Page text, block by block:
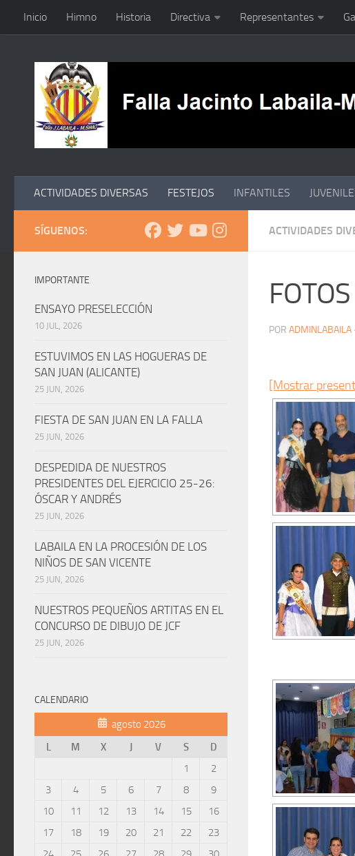
Saltar al contenido
Inicio Himno Historia Directiva Representantes
ACTIVIDADES DIVERSAS FESTEJOS INFANTILES
ACTIVIDADES
POR ADMINLABAILA
[Mostrar
SÍGUENOS:
IMPORTANTE
ENSAYO PRESELECCIÓN
10 JUL, 2026
ESTUVIMOS EN LAS HOGUERAS DE
SAN JUAN (ALICANTE)
25 JUN, 2026
FIESTA DE SAN JUAN EN LA FALLA
25 JUN, 2026
DESPEDIDA DE NUESTROS
PRESIDENTES DEL EJERCICIO 25-26:
ÓSCAR Y ANDRÉS
25 JUN, 2026
LABAILA EN LA PROCESIÓN DE LOS
NIÑOS DE SAN VICENTE
25 JUN, 2026
NUESTROS PEQUEÑOS ARTITAS EN EL
CONCURSO DE DIBUJO DE JCF
25 JUN, 2026
CALENDARIO
agosto 2026
L
M X J V S
D
1
2
3
4 5 6 7 8
9
10
11 12 13 14 15
16
17
18 19 20 21 22
23